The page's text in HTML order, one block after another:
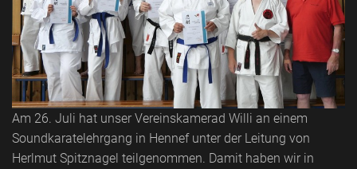
Am 26. Juli hat unser Vereinskamerad Willi an einem
Soundkaratelehrgang in Hennef unter der Leitung von
Herlmut Spitznagel teilgenommen. Damit haben wir in